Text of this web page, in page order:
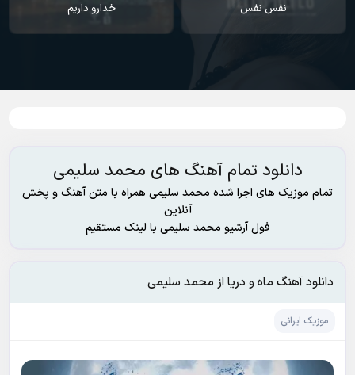
نفس نفس
خدارو داریم
دانلود تمام آهنگ های محمد سلیمی
تمام موزیک های اجرا شده محمد سلیمی همراه با متن آهنگ و پخش
آنلاین
فول آرشیو محمد سلیمی با لینک مستقیم
دانلود آهنگ ماه و دریا از محمد سلیمی
موزیک ایرانی